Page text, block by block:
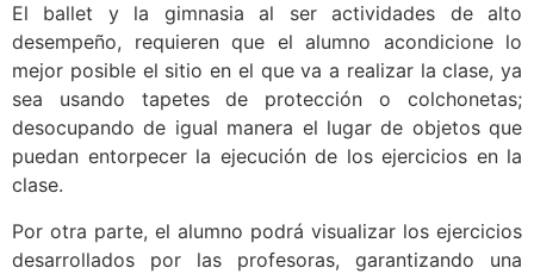
El ballet y la gimnasia al ser actividades de alto
desempeño, requieren que el alumno acondicione lo
mejor posible el sitio en el que va a realizar la clase, ya
sea usando tapetes de protección o colchonetas;
desocupando de igual manera el lugar de objetos que
puedan entorpecer la ejecución de los ejercicios en la
clase.
Por otra parte, el alumno podrá visualizar los ejercicios
desarrollados por las profesoras, garantizando una